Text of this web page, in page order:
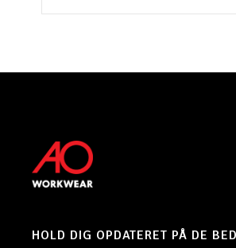
HOLD DIG OPDATERET PÅ DE